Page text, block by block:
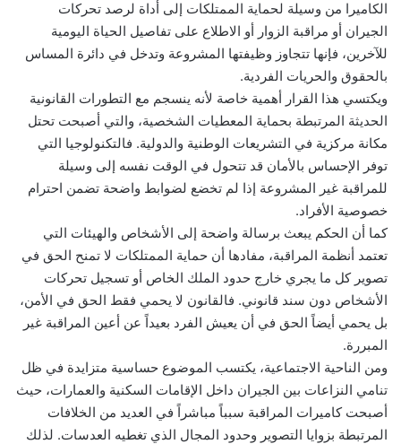
الكاميرا من وسيلة لحماية الممتلكات إلى أداة لرصد تحركات
الجيران أو مراقبة الزوار أو الاطلاع على تفاصيل الحياة اليومية
للآخرين، فإنها تتجاوز وظيفتها المشروعة وتدخل في دائرة المساس
بالحقوق والحريات الفردية.
ويكتسي هذا القرار أهمية خاصة لأنه ينسجم مع التطورات القانونية
الحديثة المرتبطة بحماية المعطيات الشخصية، والتي أصبحت تحتل
مكانة مركزية في التشريعات الوطنية والدولية. فالتكنولوجيا التي
توفر الإحساس بالأمان قد تتحول في الوقت نفسه إلى وسيلة
للمراقبة غير المشروعة إذا لم تخضع لضوابط واضحة تضمن احترام
خصوصية الأفراد.
كما أن الحكم يبعث برسالة واضحة إلى الأشخاص والهيئات التي
تعتمد أنظمة المراقبة، مفادها أن حماية الممتلكات لا تمنح الحق في
تصوير كل ما يجري خارج حدود الملك الخاص أو تسجيل تحركات
الأشخاص دون سند قانوني. فالقانون لا يحمي فقط الحق في الأمن،
بل يحمي أيضاً الحق في أن يعيش الفرد بعيداً عن أعين المراقبة غير
المبررة.
ومن الناحية الاجتماعية، يكتسب الموضوع حساسية متزايدة في ظل
تنامي النزاعات بين الجيران داخل الإقامات السكنية والعمارات، حيث
أصبحت كاميرات المراقبة سبباً مباشراً في العديد من الخلافات
المرتبطة بزوايا التصوير وحدود المجال الذي تغطيه العدسات. لذلك